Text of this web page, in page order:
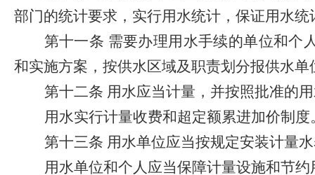
部门的统计要求，实行用水统计，保证用水
第十一条 需要办理用水手续的单位和个
和实施方案，按供水区域及职责划分报供水
第十二条 用水应当计量，并按照批准的
用水实行计量收费和超定额累进加价制度
第十三条 用水单位应当按规定安装计量
用水单位和个人应当保障计量设施和节